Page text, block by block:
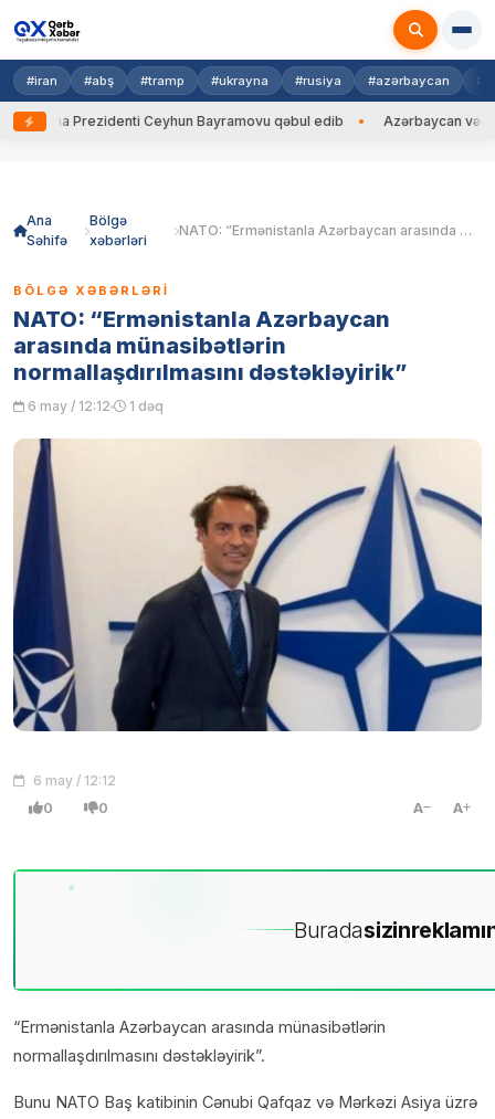
#iran #abş #tramp #ukrayna #rusiya #azərbaycan
Prezidenti Ceyhun Bayramovu qəbul edib Azərbaycan və
Ana
Səhifə
Bölgə
xəbərləri
NATO: “Ermənistanla Azərbaycan arasında münasibətlərin normallaşdırılmasını dəstəkləyirik”
BÖLGƏ XƏBƏRLƏRI
NATO: “Ermənistanla Azərbaycan
arasında münasibətlərin
normallaşdırılmasını dəstəkləyirik”
6 may / 12:12 1 dəq
6 may / 12:12
0 0 A A
Buradasizin
“Ermənistanla Azərbaycan arasında münasibətlərin
normallaşdırılmasını dəstəkləyirik”.
Bunu NATO Baş katibinin Cənubi Qafqaz və Mərkəzi Asiya üzrə